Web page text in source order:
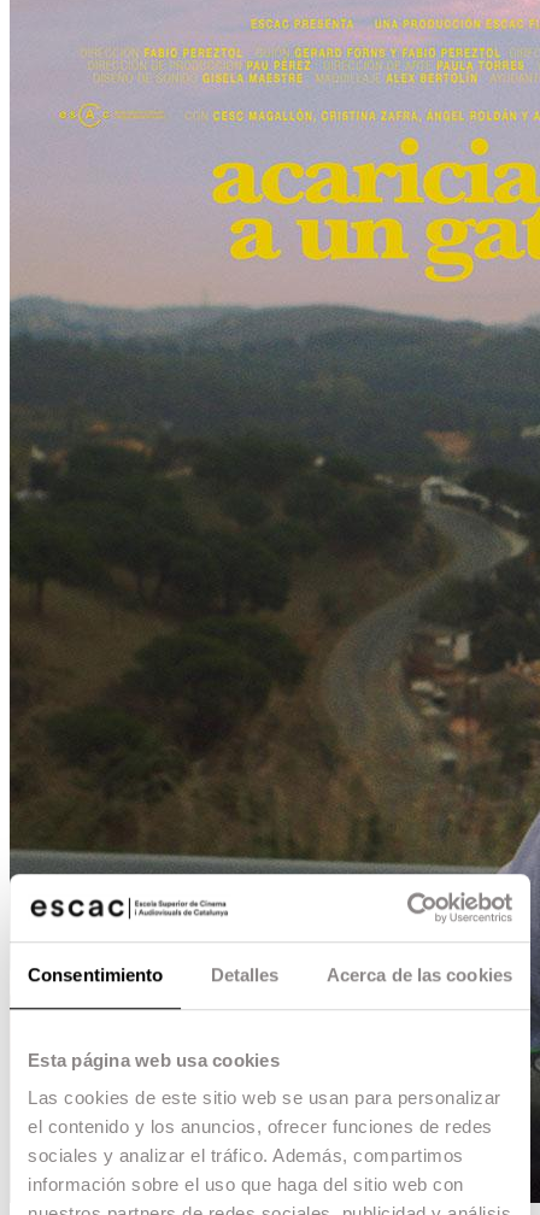
Consentimiento Detalles Acerca de las cookies
Esta página web usa cookies
Las cookies de este sitio web se usan para personalizar
el contenido y los anuncios, ofrecer funciones de redes
sociales y analizar el tráfico. Además, compartimos
información sobre el uso que haga del sitio web con